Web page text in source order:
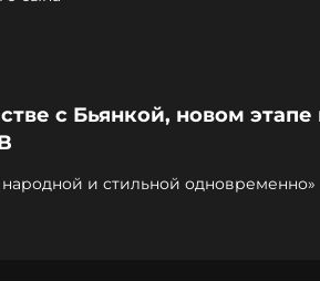
с Бьянкой, новом этапе
народной и стильной одновременно»